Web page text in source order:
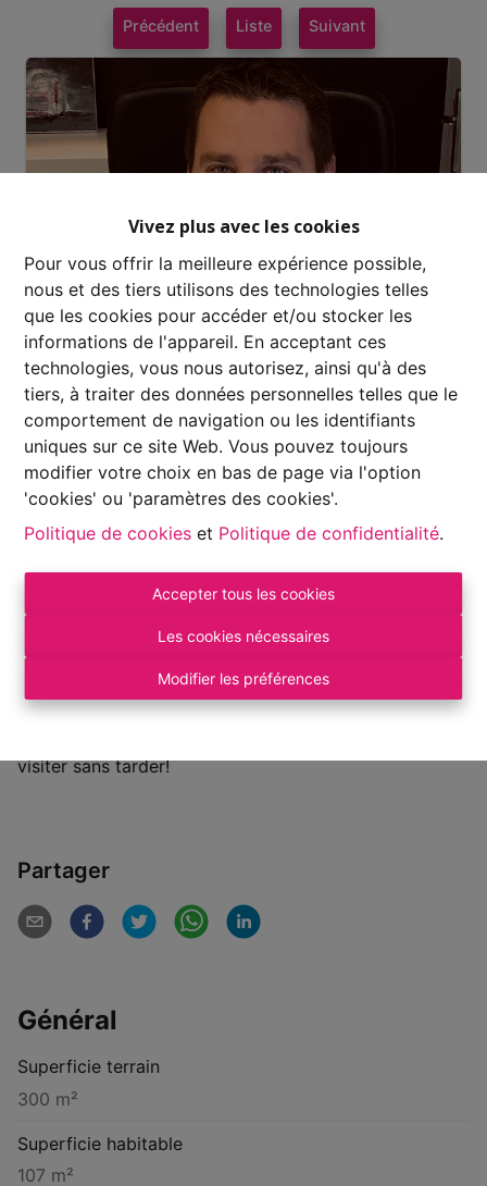
Vivez plus avec les cookies
Pour vous offrir la meilleure expérience possible,
nous et des tiers utilisons des technologies telles
que les cookies pour accéder et/ou stocker les
informations de l'appareil. En acceptant ces
technologies, vous nous autorisez, ainsi qu'à des
tiers, à traiter des données personnelles telles que le
comportement de navigation ou les identifiants
uniques sur ce site Web. Vous pouvez toujours
modifier votre choix en bas de page via l'option
'cookies' ou 'paramètres des cookies'.
Politique de cookies et Politique de confidentialité.
Accepter tous les cookies
Les cookies nécessaires
Modifier les préférences
Précédent Liste Suivant
Demande d'informations
2 1 107 m²
Très bel appartement avec jardin et terrasse
idéalement situé à Biron. Il se compose comme suit:
hall d'entrée, living, cuisine équipée, hall de nuit, 2
chambres, salle de douches + wc indépendant,
visiter sans tarder!
Partager
Général
Superficie terrain
300 m²
Superficie habitable
107 m²